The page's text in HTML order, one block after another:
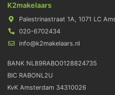
K2makelaars
Palestrinastraat 1A, 1071 LC
020-6702434
info@k2makelaars.nl
BANK NL89RABO0128824735
BIC RABONL2U
KvK Amsterdam 34310026